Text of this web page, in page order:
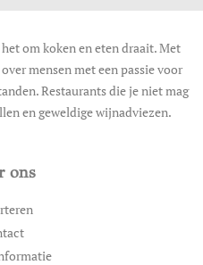
om koken en eten draait. Met
mensen met een passie voor
Restaurants die je niet mag
en geweldige wijnadviezen.
ons